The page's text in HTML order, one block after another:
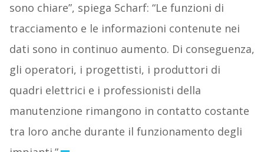
sono chiare”, spiega Scharf: “Le funzioni di
tracciamento e le informazioni contenute nei
dati sono in continuo aumento. Di conseguenza,
gli operatori, i progettisti, i produttori di
quadri elettrici e i professionisti della
manutenzione rimangono in contatto costante
tra loro anche durante il funzionamento degli